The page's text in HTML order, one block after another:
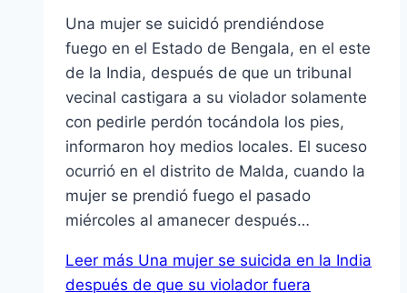
Una mujer se suicidó prendiéndose
fuego en el Estado de Bengala, en el este
de la India, después de que un tribunal
vecinal castigara a su violador solamente
con pedirle perdón tocándola los pies,
informaron hoy medios locales. El suceso
ocurrió en el distrito de Malda, cuando la
mujer se prendió fuego el pasado
miércoles al amanecer después…
Leer más Una mujer se suicida en la India
después de que su violador fuera